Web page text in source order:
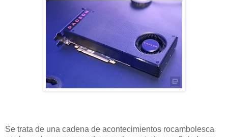
Se trata de una cadena de acontecimientos rocambolesca